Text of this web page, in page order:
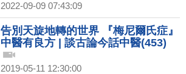
2022-09-09 07:43:09
告別天旋地轉的世界 『梅尼爾氏症』
中醫有良方 | 談古論今話中醫(453)
2019-05-11 12:30:00